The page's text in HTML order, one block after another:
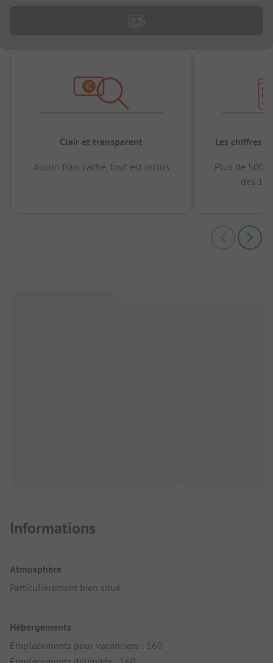
Clair et transparent
Aucun frais caché, tout est inclus
Les chiffres
Plus de
des 12
Informations
Atmosphère
Particulièrement bien situé
Hébergements
Emplacements pour vacanciers : 160